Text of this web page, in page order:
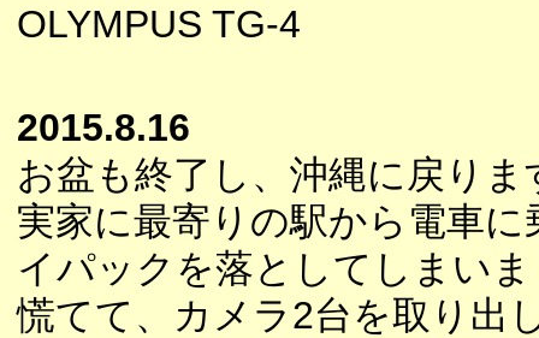
OLYMPUS TG-4
2015.8.16
お盆も終了し、沖縄に戻りま
実家に最寄りの駅から電車
イパックを落としてしまい
慌てて、カメラ2台を取り出